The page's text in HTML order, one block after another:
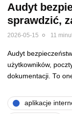
Audyt
sprawdzić,
2026-05-15 11
Audyt
użytkowników,
dokumentacji. To
aplikacje